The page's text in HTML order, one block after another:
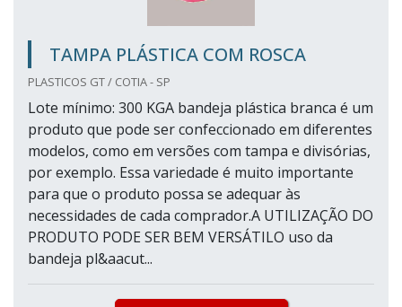
TAMPA PLÁSTICA COM ROSCA
PLASTICOS GT / COTIA - SP
Lote mínimo: 300 KGA bandeja plástica branca é um
produto que pode ser confeccionado em diferentes
modelos, como em versões com tampa e divisórias,
por exemplo. Essa variedade é muito importante
para que o produto possa se adequar às
necessidades de cada comprador.A UTILIZAÇÃO DO
PRODUTO PODE SER BEM VERSÁTILO uso da
bandeja pl&aacut...